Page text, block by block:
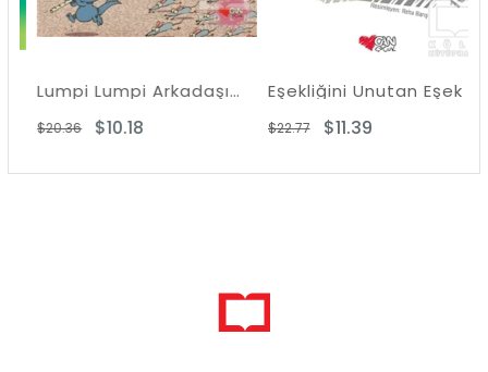
Lumpi Lumpi Arkadaşım Ejderha 4 - Çizme de Çizme Şapka da Şapka
$10.18
$20.36
Eşekliğini Unutan Eşek
$11.39
$22.77